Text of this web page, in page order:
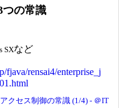
つの常識
SXなど
クセス制御の常識 (1/4) - ＠IT